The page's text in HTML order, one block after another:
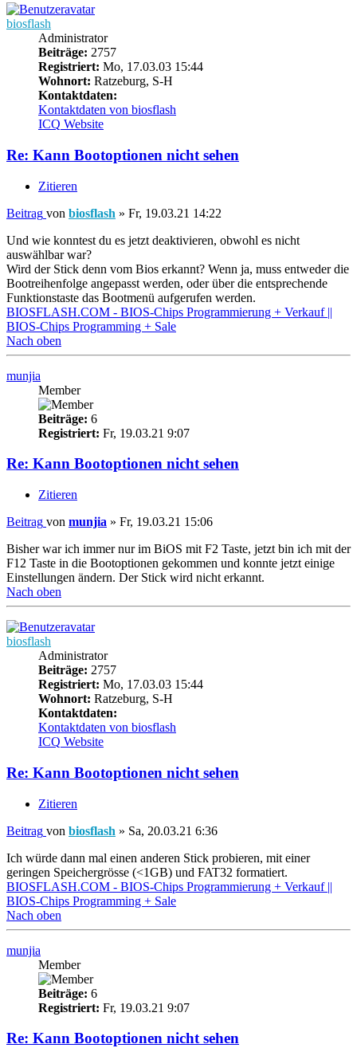
biosflash
Administrator
Beiträge: 2757
Registriert: Mo, 17.03.03 15:44
Wohnort: Ratzeburg, S-H
Kontaktdaten:
Kontaktdaten von biosflash
ICQ Website
Re: Kann Bootoptionen nicht sehen
Zitieren
Beitrag von biosflash » Fr, 19.03.21 14:22
Und wie konntest du es jetzt deaktivieren, obwohl es nicht
auswählbar war?
Wird der Stick denn vom Bios erkannt? Wenn ja, muss entweder die
Bootreihenfolge angepasst werden, oder über die entsprechende
Funktionstaste das Bootmenü aufgerufen werden.
BIOSFLASH.COM - BIOS-Chips Programmierung + Verkauf ||
BIOS-Chips Programming + Sale
Nach oben
munjia
Member
Beiträge: 6
Registriert: Fr, 19.03.21 9:07
Re: Kann Bootoptionen nicht sehen
Zitieren
Beitrag von munjia » Fr, 19.03.21 15:06
Bisher war ich immer nur im BiOS mit F2 Taste, jetzt bin ich mit der
F12 Taste in die Bootoptionen gekommen und konnte jetzt einige
Einstellungen ändern. Der Stick wird nicht erkannt.
Nach oben
biosflash
Administrator
Beiträge: 2757
Registriert: Mo, 17.03.03 15:44
Wohnort: Ratzeburg, S-H
Kontaktdaten:
Kontaktdaten von biosflash
ICQ Website
Re: Kann Bootoptionen nicht sehen
Zitieren
Beitrag von biosflash » Sa, 20.03.21 6:36
Ich würde dann mal einen anderen Stick probieren, mit einer
geringen Speichergrösse (<1GB) und FAT32 formatiert.
BIOSFLASH.COM - BIOS-Chips Programmierung + Verkauf ||
BIOS-Chips Programming + Sale
Nach oben
munjia
Member
Beiträge: 6
Registriert: Fr, 19.03.21 9:07
Re: Kann Bootoptionen nicht sehen